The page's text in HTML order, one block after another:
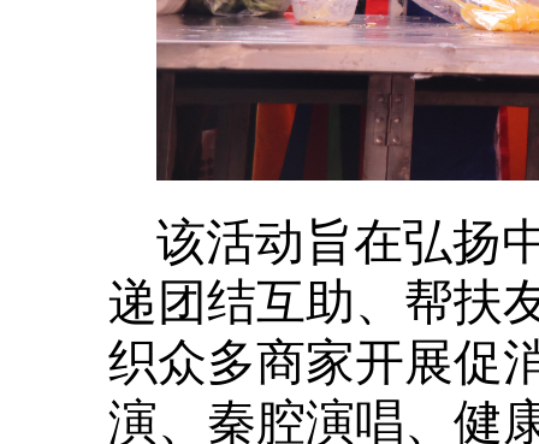
该活动旨在弘扬
递团结互助、帮扶
织众多商家开展促
演、秦腔演唱、健